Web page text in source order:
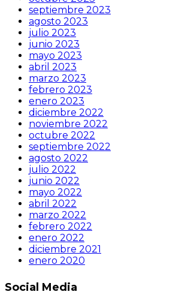
septiembre 2023
agosto 2023
julio 2023
junio 2023
mayo 2023
abril 2023
marzo 2023
febrero 2023
enero 2023
diciembre 2022
noviembre 2022
octubre 2022
septiembre 2022
agosto 2022
julio 2022
junio 2022
mayo 2022
abril 2022
marzo 2022
febrero 2022
enero 2022
diciembre 2021
enero 2020
Social Media